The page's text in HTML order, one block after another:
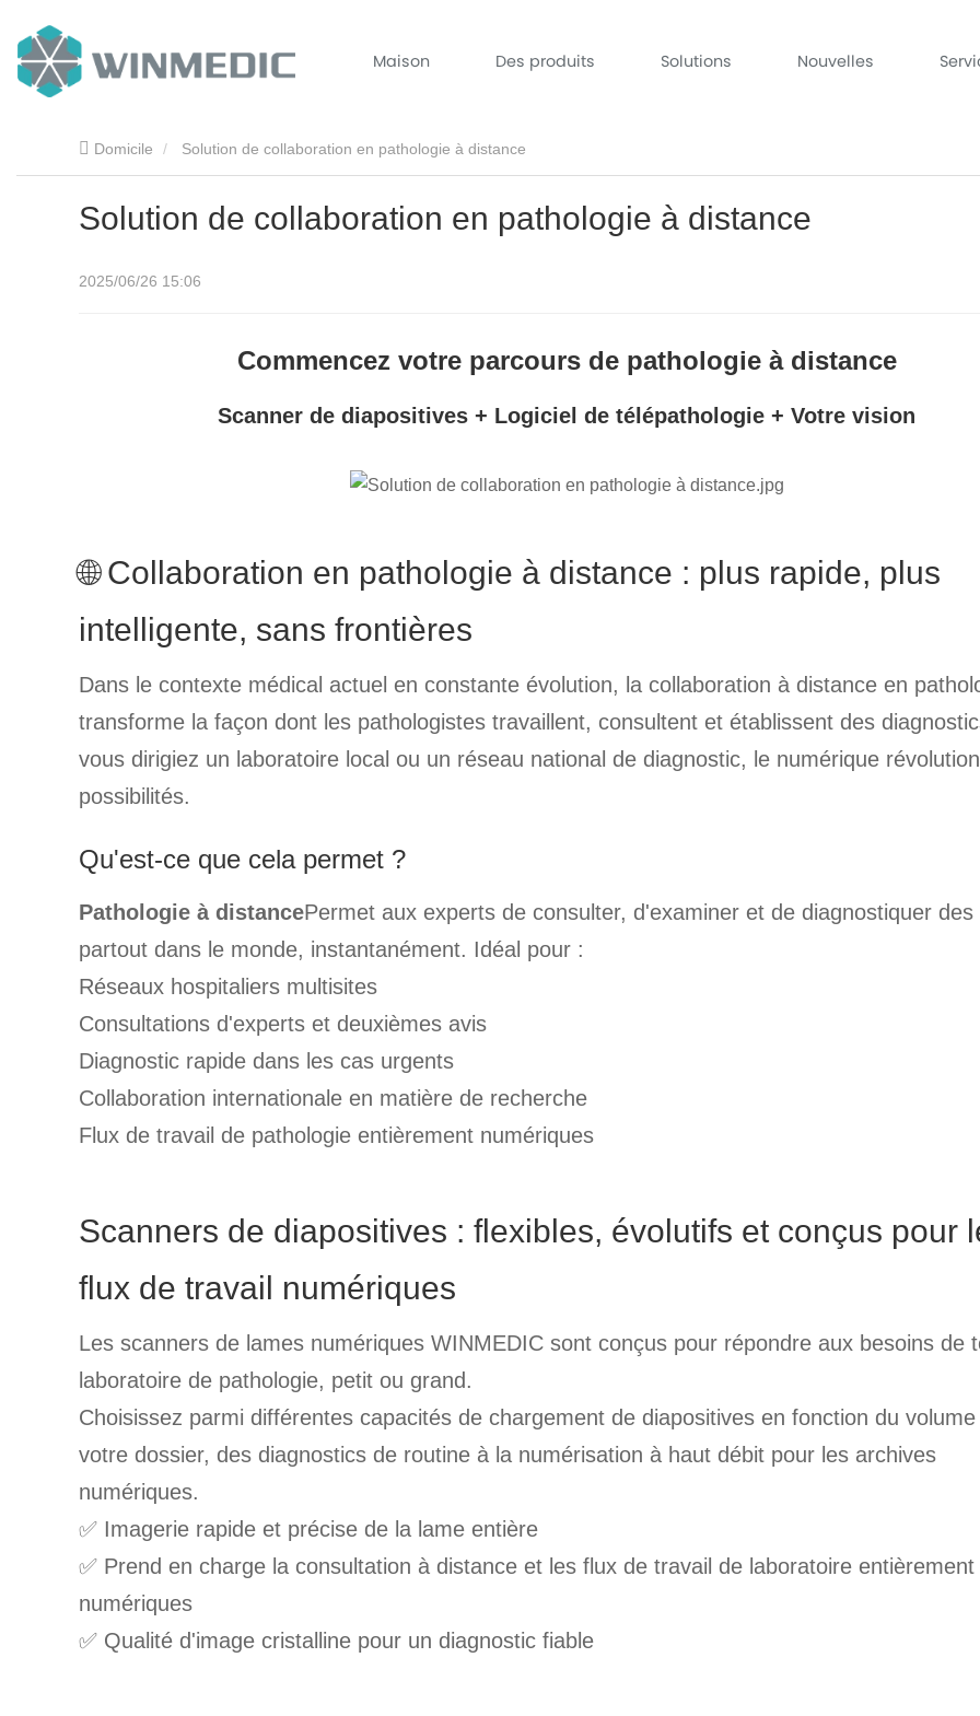
Maison Des produits Solutions Nouvelles
Domicile Solution de collaboration en pathologie à distance
Solution de collaboration en pathologie à distance
2025/06/26 15:06
Commencez votre parcours de pathologie à distance
Scanner de diapositives + Logiciel de télépathologie + Votre vision
🌐 Collaboration en pathologie à distance : plus rapide, plus
intelligente, sans frontières
Dans le contexte médical actuel en constante évolution, la collaboration à distance en
transforme la façon dont les pathologistes travaillent, consultent et établissent des
vous dirigiez un laboratoire local ou un réseau national de diagnostic, le numérique
possibilités.
Qu'est-ce que cela permet ?
Pathologie à distancePermet aux experts de consulter, d'examiner et de diagnostiquer des
partout dans le monde, instantanément. Idéal pour :
Réseaux hospitaliers multisites
Consultations d'experts et deuxièmes avis
Diagnostic rapide dans les cas urgents
Collaboration internationale en matière de recherche
Flux de travail de pathologie entièrement numériques
Scanners de diapositives : flexibles, évolutifs et conçus pour
flux de travail numériques
Les scanners de lames numériques WINMEDIC sont conçus pour répondre aux besoins de
laboratoire de pathologie, petit ou grand.
Choisissez parmi différentes capacités de chargement de diapositives en fonction du
votre dossier, des diagnostics de routine à la numérisation à haut débit pour les archives
numériques.
✅ Imagerie rapide et précise de la lame entière
✅ Prend en charge la consultation à distance et les flux de travail de laboratoire entièrement
numériques
✅ Qualité d'image cristalline pour un diagnostic fiable